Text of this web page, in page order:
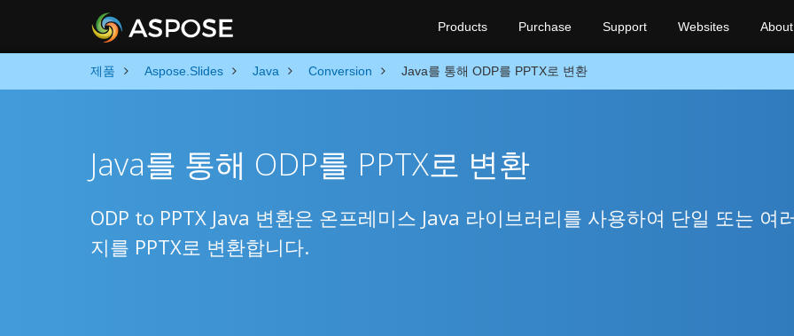
Products Purchase Support Websites About
제품 Aspose.Slides Java Conversion Java를 통해 ODP를 PPTX로 변환
Java를 통해 ODP를 PPTX로 변환
ODP to PPTX Java 변환은 온프레미스 Java 라이브러리를 사용하여 단일 또는 여
지를 PPTX로 변환합니다.